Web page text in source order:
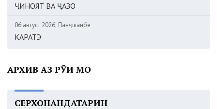
ҶИНОЯТ ВА ҶАЗО
06 август 2026, Панҷшанбе
КАРАТЭ
АРХИВ АЗ РӮИ МОҲ
СЕРХОНАНДАТАРИН